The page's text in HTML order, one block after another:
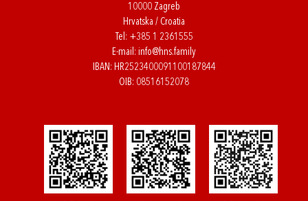
10000 Zagreb
Hrvatska / Croatia
Tel: +385 1 2361555
E-mail: info@hns.family
IBAN: HR2523400091100187844
OIB: 08516152078